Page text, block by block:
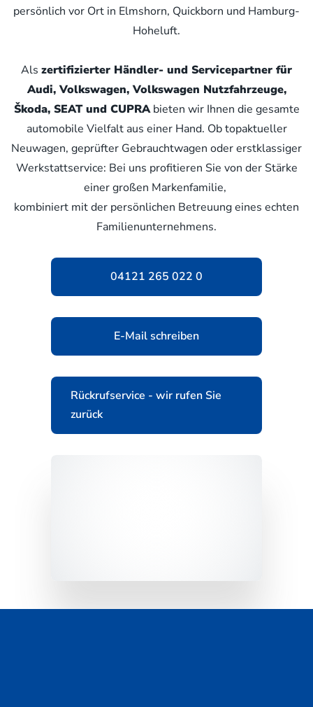
persönlich vor Ort in Elmshorn, Quickborn und Hamburg-
Hoheluft.
Als zertifizierter Händler- und Servicepartner für
Audi, Volkswagen, Volkswagen Nutzfahrzeuge,
Škoda, SEAT und CUPRAbieten wir Ihnen die gesamte
automobile Vielfalt aus einer Hand. Ob topaktueller
Neuwagen, geprüfter Gebrauchtwagen oder erstklassiger
Werkstattservice: Bei uns profitieren Sie von der Stärke
einer großen Markenfamilie,
kombiniert mit der persönlichen Betreuung eines echten
Familienunternehmens.
04121 265 022 0
E-Mail schreiben
Rückrufservice - wir rufen Sie
zurück